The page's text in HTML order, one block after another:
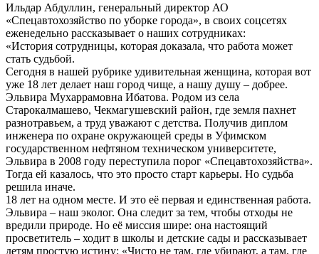
Ильдар Абдуллин, генеральный директор АО
«Спецавтохозяйство по уборке города», в своих соцсетях
еженедельно рассказывает о наших сотрудниках:
«История сотрудницы, которая доказала, что работа может
стать судьбой.
Сегодня в нашей рубрике удивительная женщина, которая вот
уже 18 лет делает наш город чище, а нашу душу – добрее.
Эльвира Мухаррамовна Ибатова. Родом из села
Старокалмашево, Чекмагушевский район, где земля пахнет
разнотравьем, а труд уважают с детства. Получив диплом
инженера по охране окружающей среды в Уфимском
государственном нефтяном техническом университете,
Эльвира в 2008 году переступила порог «Спецавтохозяйства».
Тогда ей казалось, что это просто старт карьеры. Но судьба
решила иначе.
18 лет на одном месте. И это её первая и единственная работа.
Эльвира – наш эколог. Она следит за тем, чтобы отходы не
вредили природе. Но её миссия шире: она настоящий
просветитель – ходит в школы и детские сады и рассказывает
детям простую истину: «Чисто не там, где убирают, а там, где